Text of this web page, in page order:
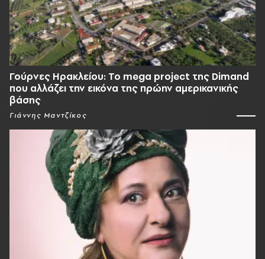
Γούρνες Ηρακλείου: To mega project της Dimand
που αλλάζει την εικόνα της πρώην αμερικανικής
βάσης
Γιάννης Μαντζίκος